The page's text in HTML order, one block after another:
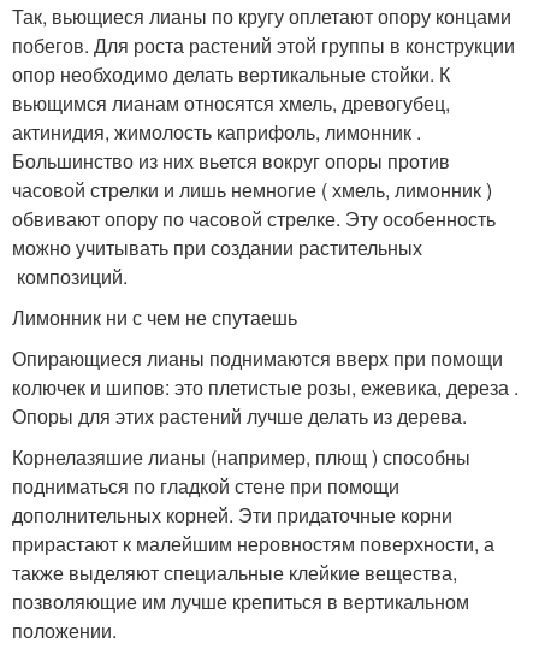
Так, вьющиеся лианы по кругу оплетают опору концами
побегов. Для роста растений этой группы в конструкции
опор необходимо делать вертикальные стойки. К
вьющимся лианам относятся хмель, древогубец,
актинидия, жимолость каприфоль, лимонник .
Большинство из них вьется вокруг опоры против
часовой стрелки и лишь немногие ( хмель, лимонник )
обвивают опору по часовой стрелке. Эту особенность
можно учитывать при создании растительных
композиций.
Лимонник ни с чем не спутаешь
Опирающиеся лианы поднимаются вверх при помощи
колючек и шипов: это плетистые розы, ежевика, дереза .
Опоры для этих растений лучше делать из дерева.
Корнелазяшие лианы (например, плющ ) способны
подниматься по гладкой стене при помощи
дополнительных корней. Эти придаточные корни
прирастают к малейшим неровностям поверхности, а
также выделяют специальные клейкие вещества,
позволяющие им лучше крепиться в вертикальном
положении.